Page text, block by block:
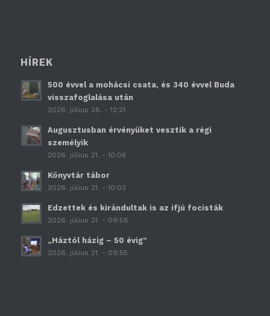
HÍREK
500 évvel a mohácsi csata, és 340 évvel Buda
visszafoglalása után
2026. július 28. - 12:21
Augusztusban érvényüket vesztik a régi
személyik
2026. július 21. - 10:06
Könyvtár tábor
2026. július 21. - 10:03
Edzettek és kirándultak is az ifjú focisták
2026. július 21. - 09:58
„Háztól házig – 50 évig”
2026. július 21. - 09:55